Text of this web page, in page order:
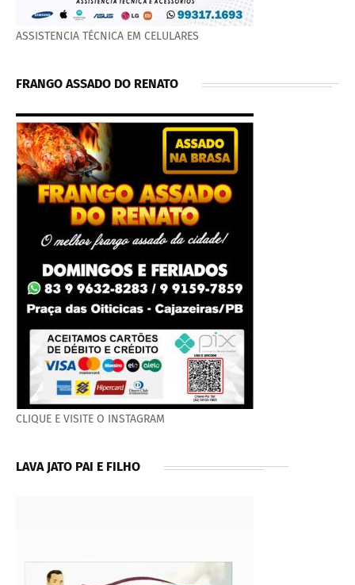
ASSISTENCIA TÉCNICA EM CELULARES
FRANGO ASSADO DO RENATO
CLIQUE E VISITE O INSTAGRAM
LAVA JATO PAI E FILHO